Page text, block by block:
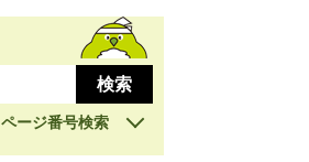
ページ番号検索